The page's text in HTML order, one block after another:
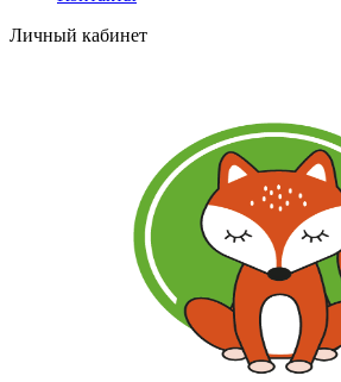
Личный кабинет